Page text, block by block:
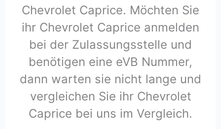
Chevrolet Caprice. Möchten Sie
ihr Chevrolet Caprice anmelden
bei der Zulassungsstelle und
benötigen eine eVB Nummer,
dann warten sie nicht lange und
vergleichen Sie ihr Chevrolet
Caprice bei uns im Vergleich.